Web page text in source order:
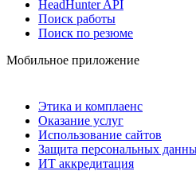
HeadHunter API
Поиск работы
Поиск по резюме
Мобильное приложение
Этика и комплаенс
Оказание услуг
Использование сайтов
Защита персональных
ИТ аккредитация